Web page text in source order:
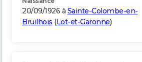
20/09/1926 à Sainte-Colombe-en-
Bruilhois (Lot-et-Garonne)